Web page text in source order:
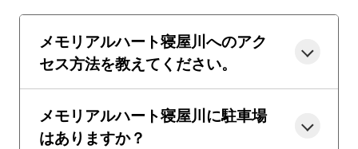
メモリアルハート寝屋川へのアク
セス方法を教えてください。
メモリアルハート寝屋川に駐車場
はありますか？